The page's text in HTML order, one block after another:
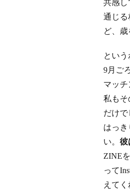
共感し
通じる
ど、
とい
9月ご
マッチ
私もそ
だけで
はっ
い。 彼
ZINE
って
えて